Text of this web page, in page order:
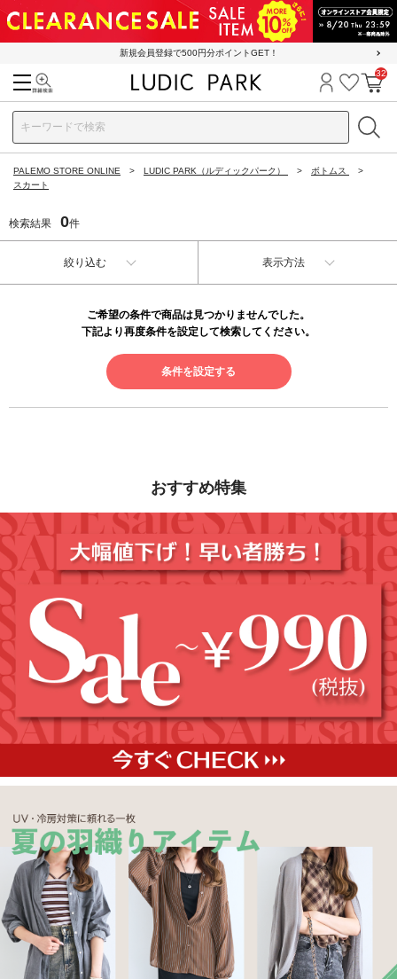
新規会員登録で500円分ポイントGET！
ログイン
お気に
カ
32
PALEMO STORE ONLINE LUDIC PARK（ルディックパーク）
ボトムス
スカート
検索結果 0件
絞り込む 表示方法
ご希望の条件で商品は見つかりませんでした。
下記より再度条件を設定して検索してください。
条件を設定する
おすすめ特集